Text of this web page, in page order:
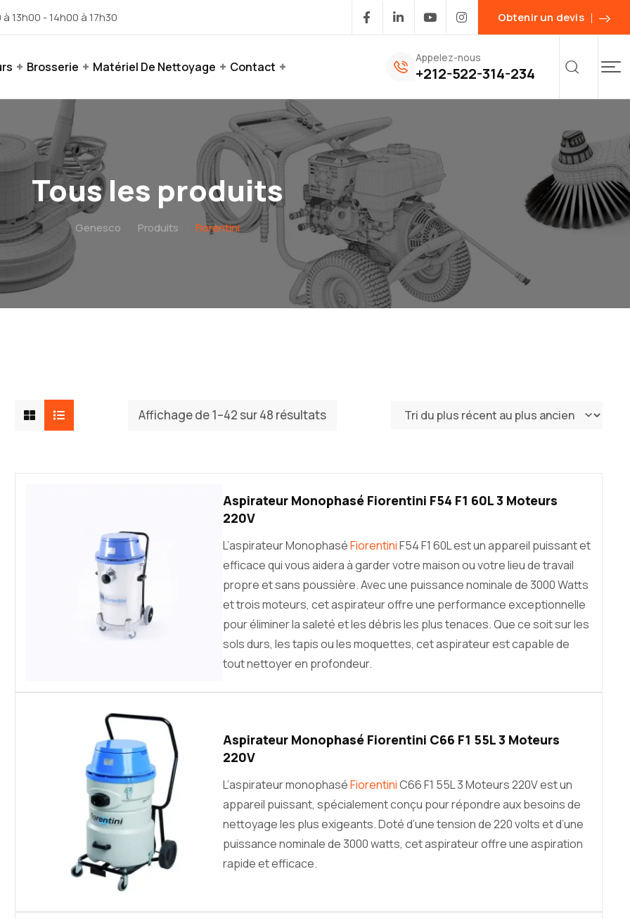
13h00 - 14h00 à 17h30 Obtenir un devis
Brosserie Matériel De Nettoyage Contact
Appelez-nous
+212-522-314-234
Tous les produits
Genesco Produits Fiorentini
Affichage de 1–42 sur 48 résultats
Aspirateur Monophasé Fiorentini F54 F1 60L 3 Moteurs
220V
L’aspirateur MonophaséFiorentiniF54 F1 60L est un appareil puissant et
efficace qui vous aidera à garder votre maison ou votre lieu de travail
propre et sans poussière. Avec une puissance nominale de 3000 Watts
et trois moteurs, cet aspirateur offre une performance exceptionnelle
pour éliminer la saleté et les débris les plus tenaces. Que ce soit sur les
sols durs, les tapis ou les moquettes, cet aspirateur est capable de
tout nettoyer en profondeur.
Aspirateur Monophasé Fiorentini C66 F1 55L 3 Moteurs
220V
L’aspirateur monophaséFiorentiniC66 F1 55L 3 Moteurs 220V est un
appareil puissant, spécialement conçu pour répondre aux besoins de
nettoyage les plus exigeants. Doté d’une tension de 220 volts et d’une
puissance nominale de 3000 watts, cet aspirateur offre une aspiration
rapide et efficace.